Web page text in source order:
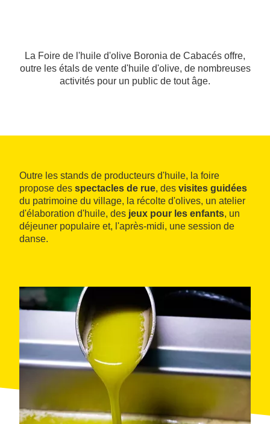
La Foire de l'huile d'olive Boronia de Cabacés offre,
outre les étals de vente d'huile d'olive, de nombreuses
activités pour un public de tout âge.
Outre les stands de producteurs d'huile, la foire
propose des spectacles de rue, des visites guidées
du patrimoine du village, la récolte d'olives, un atelier
d'élaboration d'huile, des jeux pour les enfants, un
déjeuner populaire et, l'après-midi, une session de
danse.